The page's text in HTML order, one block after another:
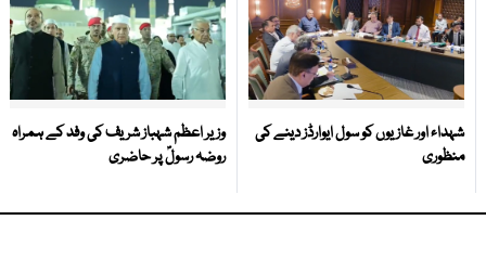
شہداء اور غازیوں کو سول ایوارڈز دینے کی
منظوری
وزیر اعظم شہباز شریف کی وفد کے ہمراہ
روضہ رسولؐ پر حاضری